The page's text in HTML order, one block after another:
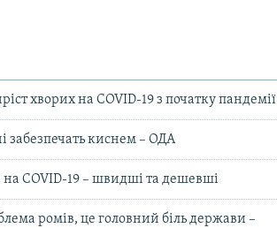
хворих на COVID-19 з початку пандемії
забезпечать киснем – ОДА
на COVID-19 – швидші та дешевші
ромів, це головний біль держави –